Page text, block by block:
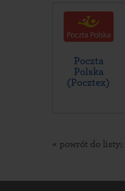
Poczta
Polska
(Pocztex)
« powrót do listy: